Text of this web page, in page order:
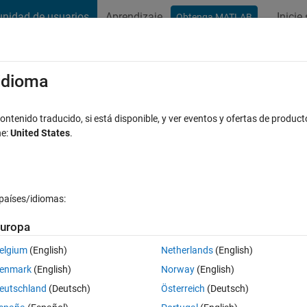
de usuarios Aprendizaje Obtenga MATLAB Inicie
in Matlab
can help me :)
traducido, si está disponible, y ver eventos y ofertas de
United States.
idiomas:
(English)
(English)
(Deutsch)
Netherlands(English)
Norway(English)
Österreich (Deutsch)